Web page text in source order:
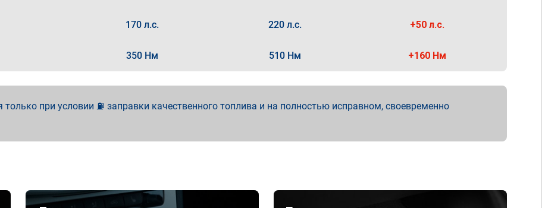
170 л.с. 220 л.с. +50 л.с.
350 Нм 510 Нм +160 Нм
при условии ⛽ заправки качественного топлива и на полностью исправном, своевременно